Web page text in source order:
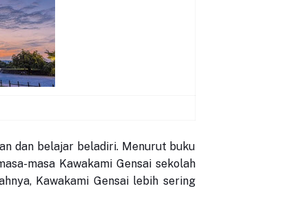
dan belajar beladiri. Menurut buku
masa Kawakami Gensai sekolah
Kawakami Gensai lebih sering